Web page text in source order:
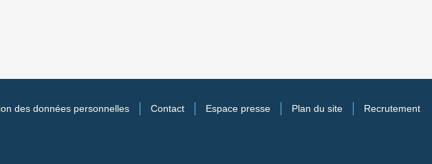
des données personnelles Contact Espace presse Plan du site Recrutement